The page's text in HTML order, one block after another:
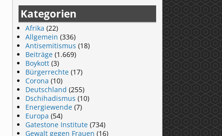
Kategorien
Afrika (22)
Allgemein (336)
Antisemitismus (18)
Beiträge (1.669)
Boykott (3)
Bürgerrechte (17)
Corona (10)
Deutschland (255)
Dschihadismus (10)
Energiewende (7)
Europa (54)
Gatestone Institute (734)
Gewalt gegen Frauen (16)